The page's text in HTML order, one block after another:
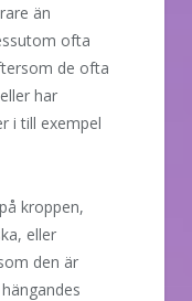
än
ofta
de ofta
har
i till exempel
kroppen,
eller
den är